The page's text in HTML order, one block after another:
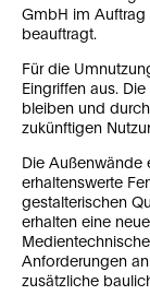
GmbH im Auftrag
beauftragt.
Für die
Eingriffen aus.
bleiben und
zukünftigen
Die Außenwände
erhaltenswerte
gestalterischen
erhalten eine
Anforderungen
zusätzliche